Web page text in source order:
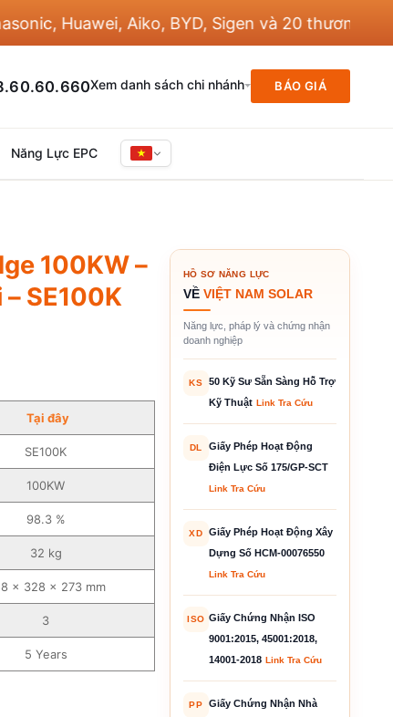
Huawei, Aiko, BYD, Sigen và 20 thương hiệu
Xem danh sách chi nhánh BÁO GIÁ
Năng Lực EPC
100KW –
SE100K
Tại đây
SE100K
100KW
98.3 %
32 kg
x 328 x 273 mm
3
5 Years
Tần Hòa Lưới – SE100K số lượng
HỒ SƠ NĂNG LỰC
VỀ VIỆT NAM SOLAR
Năng lực, pháp lý và chứng nhận
doanh nghiệp
KS
50 Kỹ Sư Sẵn Sàng Hỗ Trợ
Kỹ Thuật Link Tra Cứu
DL
Giấy Phép Hoạt Động
Điện Lực Số 175/GP-SCT
Link Tra Cứu
XD
Giấy Phép Hoạt Động Xây
Dựng Số HCM-00076550
Link Tra Cứu
ISO Giấy Chứng Nhận ISO
9001:2015, 45001:2018,
14001-2018 Link Tra Cứu
PP
Giấy Chứng Nhận Nhà